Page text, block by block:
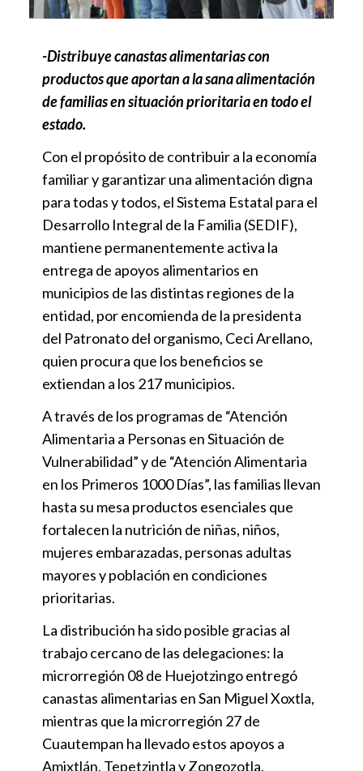
-Distribuye canastas alimentarias con
productos que aportan a la sana alimentación
de familias en situación prioritaria en todo el
estado.
Con el propósito de contribuir a la economía
familiar y garantizar una alimentación digna
para todas y todos, el Sistema Estatal para el
Desarrollo Integral de la Familia (SEDIF),
mantiene permanentemente activa la
entrega de apoyos alimentarios en
municipios de las distintas regiones de la
entidad, por encomienda de la presidenta
del Patronato del organismo, Ceci Arellano,
quien procura que los beneficios se
extiendan a los 217 municipios.
A través de los programas de “Atención
Alimentaria a Personas en Situación de
Vulnerabilidad” y de “Atención Alimentaria
en los Primeros 1000 Días”, las familias llevan
hasta su mesa productos esenciales que
fortalecen la nutrición de niñas, niños,
mujeres embarazadas, personas adultas
mayores y población en condiciones
prioritarias.
La distribución ha sido posible gracias al
trabajo cercano de las delegaciones: la
microrregión 08 de Huejotzingo entregó
canastas alimentarias en San Miguel Xoxtla,
mientras que la microrregión 27 de
Cuautempan ha llevado estos apoyos a
Amixtlán, Tepetzintla y Zongozotla.